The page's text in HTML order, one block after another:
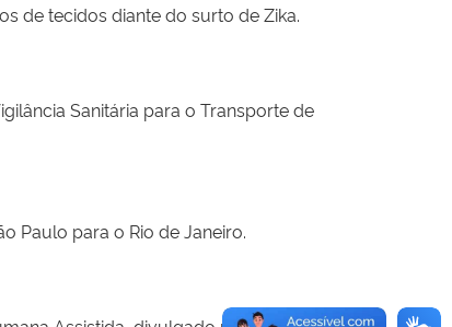
de tecidos diante do surto de Zika.
Sanitária para o Transporte de
Paulo para o Rio de Janeiro.